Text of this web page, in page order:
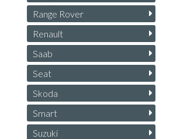
Range Rover
Renault
Saab
Seat
Skoda
Smart
Suzuki